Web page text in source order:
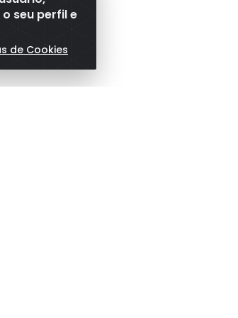
seu perfil e
de Cookies